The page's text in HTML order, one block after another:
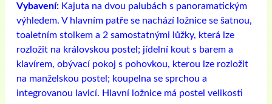
Vybavení: Kajuta na dvou palubách s panoramatickým
výhledem. V hlavním patře se nachází ložnice se šatnou,
toaletním stolkem a 2 samostatnými lůžky, která lze
rozložit na královskou postel; jídelní kout s barem a
klavírem, obývací pokoj s pohovkou, kterou lze rozložit
na manželskou postel; koupelna se sprchou a
integrovanou lavicí. Hlavní ložnice má postel velikosti